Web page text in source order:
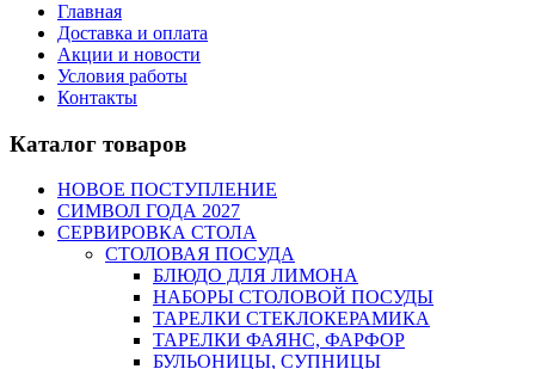
Главная
Доставка и оплата
Акции и новости
Условия работы
Контакты
Каталог товаров
НОВОЕ ПОСТУПЛЕНИЕ
СИМВОЛ ГОДА 2027
СЕРВИРОВКА СТОЛА
СТОЛОВАЯ ПОСУДА
БЛЮДО ДЛЯ ЛИМОНА
НАБОРЫ СТОЛОВОЙ ПОСУДЫ
ТАРЕЛКИ СТЕКЛОКЕРАМИКА
ТАРЕЛКИ ФАЯНС, ФАРФОР
БУЛЬОНИЦЫ, СУПНИЦЫ